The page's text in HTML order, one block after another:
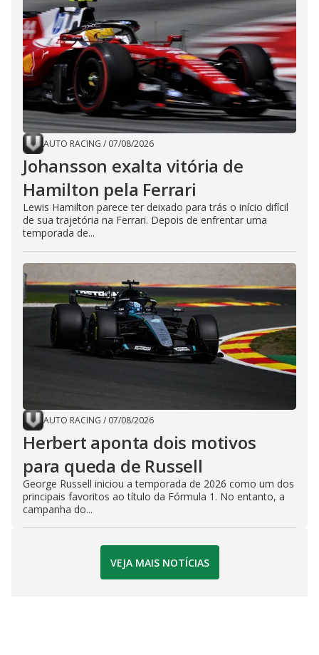
AUTO RACING / 07/08/2026
Johansson exalta vitória de
Hamilton pela Ferrari
Lewis Hamilton parece ter deixado para trás o início difícil
de sua trajetória na Ferrari. Depois de enfrentar uma
temporada de...
AUTO RACING / 07/08/2026
Herbert aponta dois motivos
para queda de Russell
George Russell iniciou a temporada de 2026 como um dos
principais favoritos ao título da Fórmula 1. No entanto, a
campanha do...
VEJA MAIS NOTÍCIAS